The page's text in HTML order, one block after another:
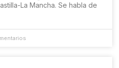
La Mancha. Se habla de